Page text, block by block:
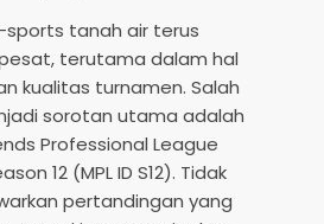
sports tanah air terus
terutama dalam hal
kualitas turnamen. Salah
sorotan utama adalah
Professional League
12 (MPL ID S12). Tidak
pertandingan yang